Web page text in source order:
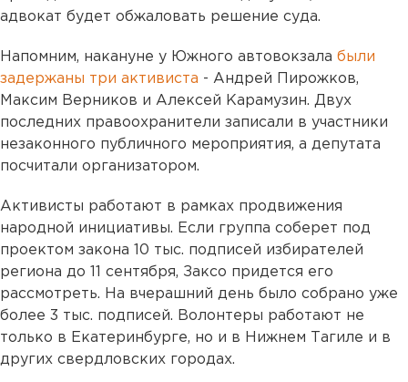
адвокат будет обжаловать решение суда.
Напомним, накануне у Южного автовокзала были
задержаны три активиста - Андрей Пирожков,
Максим Верников и Алексей Карамузин. Двух
последних правоохранители записали в участники
незаконного публичного мероприятия, а депутата
посчитали организатором.
Активисты работают в рамках продвижения
народной инициативы. Если группа соберет под
проектом закона 10 тыс. подписей избирателей
региона до 11 сентября, Заксо придется его
рассмотреть. На вчерашний день было собрано уже
более 3 тыс. подписей. Волонтеры работают не
только в Екатеринбурге, но и в Нижнем Тагиле и в
других свердловских городах.